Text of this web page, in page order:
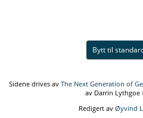
Bytt til
Sidene drives av The Next Generation of
av Darrin Lythgoe
Redigert av Øyvind